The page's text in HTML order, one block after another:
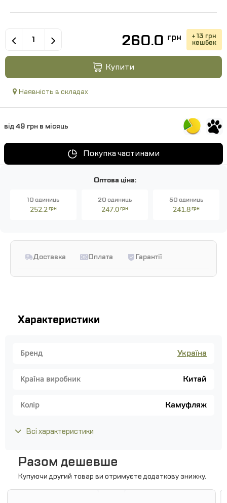
260.0 грн + 13 грн
кешбек
Купити
Наявність в складах
від 49 грн в місяць
Покупка частинами
Оптова ціна:
10 одиниць
252.2грн
20 одиниць
247.0грн
50 одиниць
241.8грн
Доставка Оплата Гарантії
Характеристики
Бренд Україна
Країна виробник Китай
Колір Камуфляж
Всі характеристики
Разом дешевше
Купуючи другий товар ви отримуєте додаткову знижку.